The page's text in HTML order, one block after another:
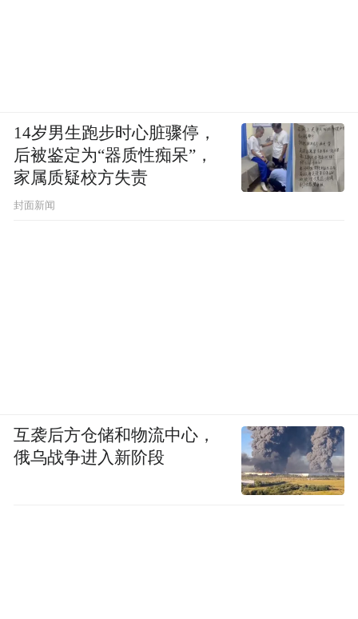
14岁男生跑步时心脏骤停，
后被鉴定为“器质性痴呆”，
家属质疑校方失责
封面新闻
互袭后方仓储和物流中心，
俄乌战争进入新阶段